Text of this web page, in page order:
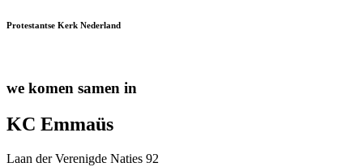
Protestantse Kerk Nederland
we komen samen in
KC Emmaüs
Laan der Verenigde Naties 92